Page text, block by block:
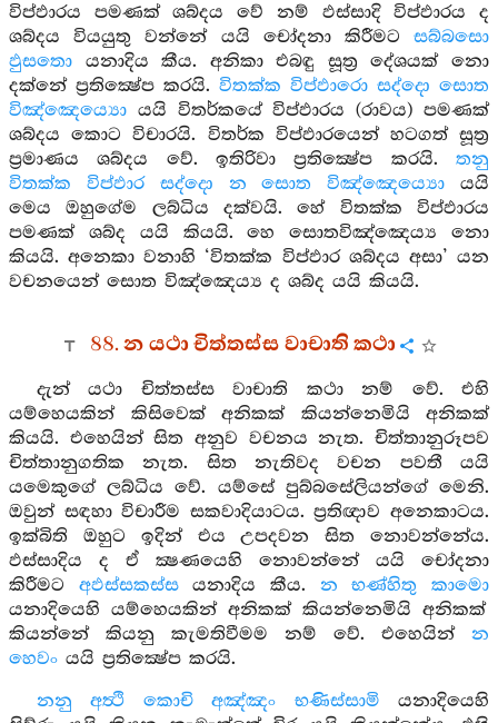
විප්ඵාරය පමණක් ශබ්දය වේ නම් ඵස්සාදි විප්ඵාරය ද
ශබ්දය වියයුතු වන්නේ යයි චෝදනා කිරීමට සබ්බසො
ඵුසතො යනාදිය කීය. අනිකා එබඳු සූත්‍ර දේශයක් නො
දක්නේ ප්‍රතික්‍ෂේප කරයි. විතක්ක විප්ඵාරො සද්දො සොත
විඤ්ඤෙය්‍යො යයි විතර්කයේ විප්ඵාරය (රාවය) පමණක්
ශබ්දය කොට විචාරයි. විතර්ක විප්ඵාරයෙන් හටගත් සූත්‍ර
ප්‍රමාණය ශබ්දය වේ. ඉතිරිවා ප්‍රතික්‍ෂේප කරයි. තනු
විතක්ක විප්ඵාර සද්දො න සොත විඤ්ඤෙය්‍යො යයි
මෙය ඔහුගේම ලබ්ධිය දක්වයි. හේ විතක්ක විප්ඵාරය
පමණක් ශබ්ද යයි කියයි. හෙ සොතවිඤ්ඤෙය්‍ය නො
කියයි. අනෙකා වනාහි ‘විතක්ක විප්ඵාර ශබ්දය අසා’ යන
වචනයෙන් සොත විඤ්ඤෙය්‍ය ද ශබ්ද යයි කියයි.
88. න යථා චිත්තස්ස වාචාති කථා
දැන් යථා චිත්තස්ස වාචාති කථා නම් වේ. එහි
යම්හෙයකින් කිසිවෙක් අනිකක් කියන්නෙමියි අනිකක්
කියයි. එහෙයින් සිත අනුව වචනය නැත. චිත්තානුරූපව
චිත්තානුගතික නැත. සිත නැතිවද වචන පවතී යයි
යමෙකුගේ ලබ්ධිය වේ. යම්සේ පුබ්බසේලියන්ගේ මෙනි.
ඔවුන් සඳහා විචාරීම සකවාදියාටය. ප්‍රතිඥාව අනෙකාටය.
ඉක්බිති ඔහුට ඉදින් එය උපදවන සිත නොවන්නේය.
ඵස්සාදිය ද ඒ ක්‍ෂණයෙහි නොවන්නේ යයි චෝදනා
කිරීමට අඵස්සකස්සයනාදිය කීය. න භණ්හිතු කාමො
යනාදියෙහි යම්හෙයකින් අනිකක් කියන්නෙමියි අනිකක්
කියන්නේ කියනු කැමතිවීමම නම් වේ. එහෙයින් න
හෙවං යයි ප්‍රතික්‍ෂේප කරයි.
නනු අත්‍ථි කොචි අඤ්ඤං භණිස්සාමි යනාදියෙහි